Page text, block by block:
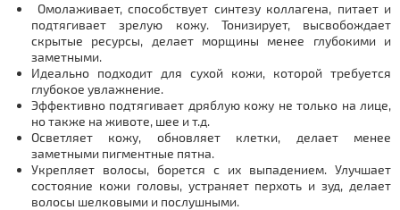
Омолаживает, способствует синтезу коллагена, питает и
подтягивает зрелую кожу. Тонизирует, высвобождает
скрытые ресурсы, делает морщины менее глубокими и
заметными.
Идеально подходит для сухой кожи, которой требуется
глубокое увлажнение.
Эффективно подтягивает дряблую кожу не только на лице,
но также на животе, шее и т.д.
Осветляет кожу, обновляет клетки, делает менее
заметными пигментные пятна.
Укрепляет волосы, борется с их выпадением. Улучшает
состояние кожи головы, устраняет перхоть и зуд, делает
волосы шелковыми и послушными.